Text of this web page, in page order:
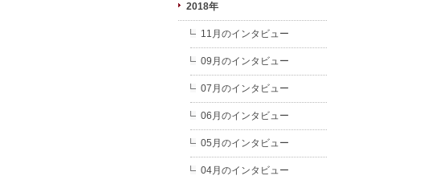
2018年
11月のインタビュー
09月のインタビュー
07月のインタビュー
06月のインタビュー
05月のインタビュー
04月のインタビュー